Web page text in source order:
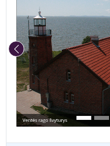
Ankstesnė nuotrauka